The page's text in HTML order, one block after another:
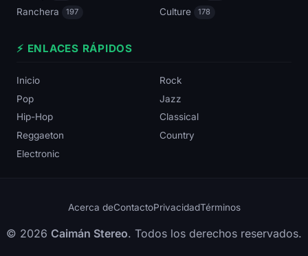
Ranchera 197 Culture 178
⚡ ENLACES RÁPIDOS
Inicio
Rock
Pop
Jazz
Hip-Hop
Classical
Reggaeton
Country
Electronic
Acerca deContactoPrivacidadTérminos
© 2026 Caimán Stereo. Todos los derechos reservados.